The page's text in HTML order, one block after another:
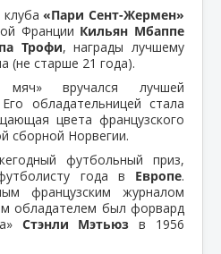
клуба«Пари Сент-Жермен»
Франции Кильян Мбаппе
Трофи, награды лучшему
(не старше 21 года).
мяч» вручался лучшей
обладательницей стала
цвета французского
сборной Норвегии.
футбольный приз,
года в Европе.
французским журналом
обладателем был форвард
Стэнли Мэтьюз в 1956